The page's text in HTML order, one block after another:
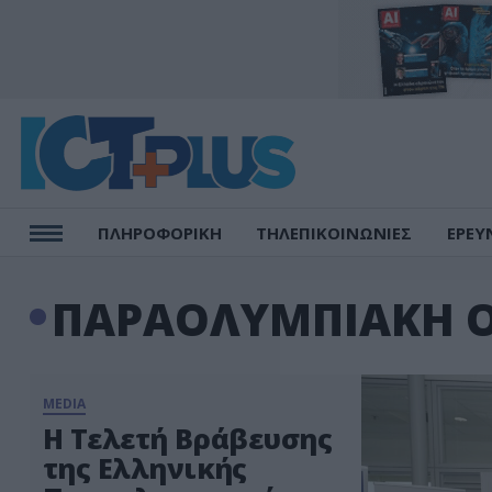
ΠΛΗΡΟΦΟΡΙΚΗ ΤΗΛΕΠΙΚΟΙΝΩΝΙΕΣ
ΠΑΡΑΟΛΥΜΠΙΑΚΗ
MEDIA
Η Τελετή Βράβευσης
της Ελληνικής